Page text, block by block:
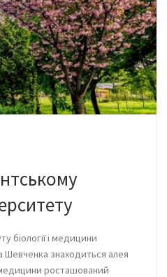
біології і медицини
Шевченка знаходиться алея
медицини росташований